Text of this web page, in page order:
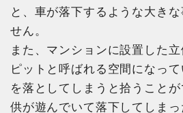
と、車が落下するような大き
せん。
また、マンションに設置した
ピットと呼ばれる空間になっ
を落としてしまうと拾うこと
供が遊んでいて落下してしま